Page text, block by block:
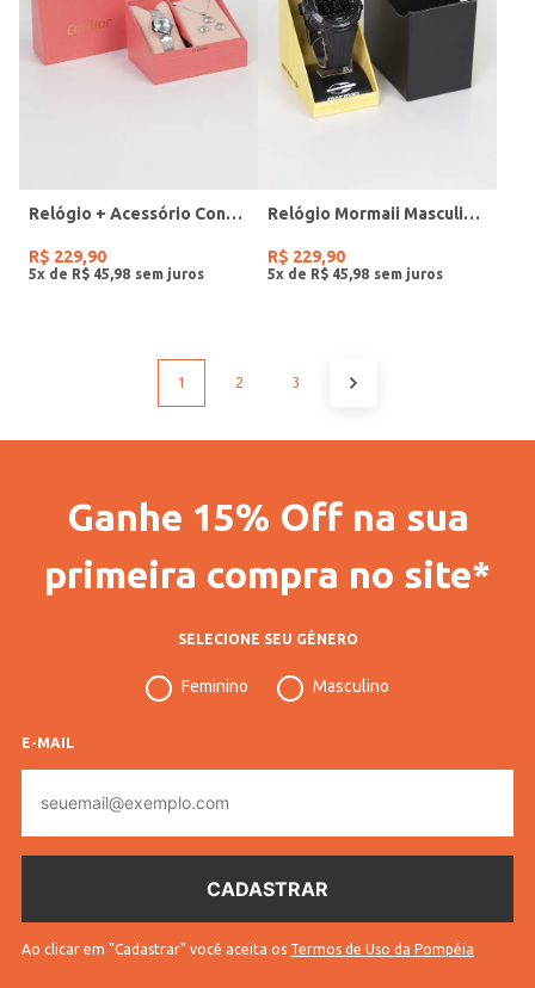
Relógio + Acessório Condor Feminino PRATA
R$ 229,90
5x de R$ 45 98
Relógio Mormaii Masculino PRETO
R$ 229,90
5x de R$ 45 98
1 2 3
Ganhe 15% Off na sua
primeira compra no site*
SELECIONE SEU GÊNERO
Feminino Masculino
E-MAIL
mail
Ao clicar em "Cadastrar" você aceita os Termos de Uso da Pompéia